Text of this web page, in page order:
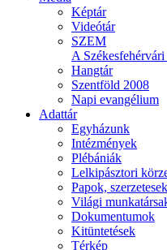
Képtár
Videótár
SZEM
A
Hangtár
Szentföld 2008
Napi evangélium
Adattár
Egyházunk
Intézmények
Plébániák
Lelkipásztori
Papok, szerzetesek
Világi
Dokumentumok
Kitüntetések
Térkép